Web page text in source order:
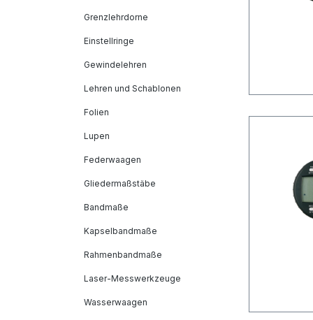
Grenzlehrdorne
Einstellringe
Gewindelehren
Lehren und Schablonen
Folien
Lupen
Federwaagen
Gliedermaßstäbe
Bandmaße
Kapselbandmaße
Rahmenbandmaße
Laser-Messwerkzeuge
Wasserwaagen